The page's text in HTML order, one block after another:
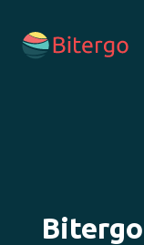
Bitergo